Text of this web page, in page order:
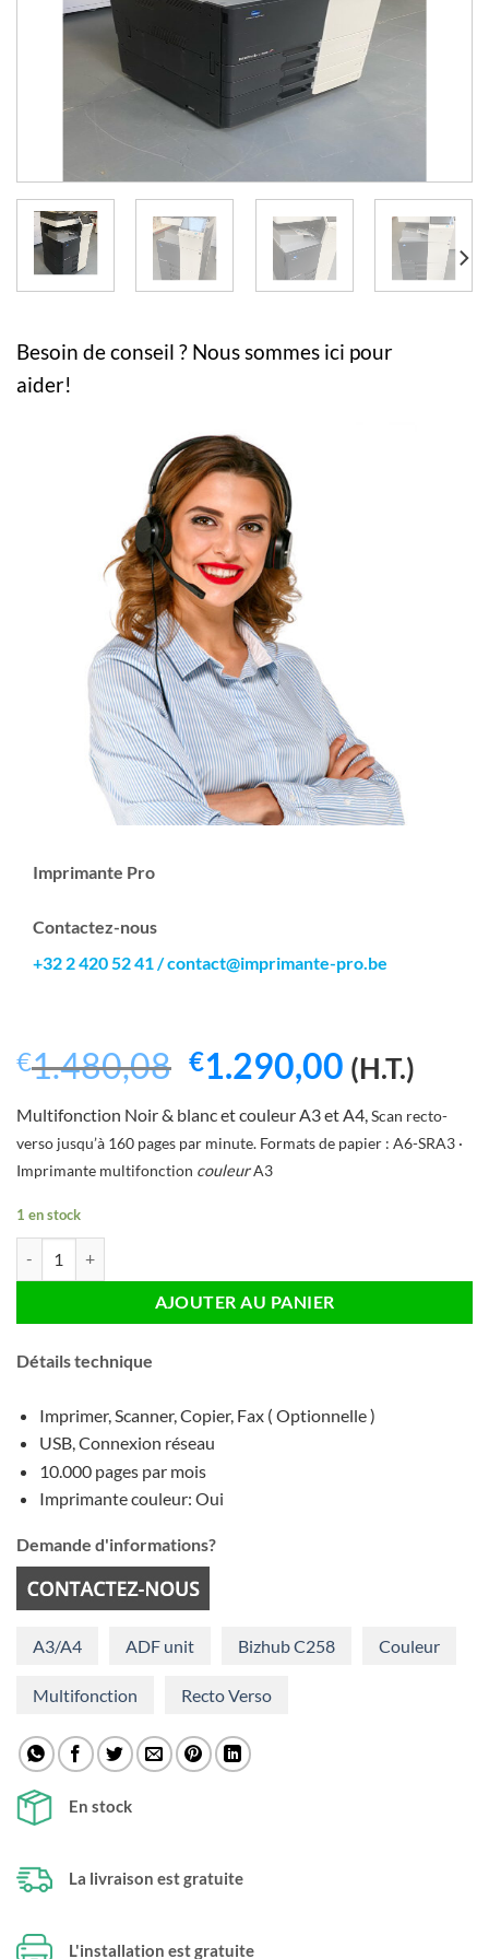
Besoin de conseil ? Nous sommes ici pour
aider!
Imprimante Pro
Contactez-nous
+32 2 420 52 41/contact@imprimante-pro.be
€1.480,08 Le
prix
initial
était :
€1.290,00Le
prix
actuel
(H.T.)
Multifonction Noir & blanc et couleur A3 et A4,Scan recto-
verso jusqu’à 160 pages par minute. Formats de papier : A6-SRA3 ·
Imprimante multifonction couleurA3
1 en stock
AJOUTER AU PANIER
Détails technique
Imprimer, Scanner, Copier, Fax ( Optionnelle )
USB, Connexion réseau
10.000 pages par mois
Imprimante couleur: Oui
Demande d'informations?
A3/A4 ADF unit Bizhub C258 Couleur
Multifonction Recto Verso
En stock
La livraison est gratuite
L'installation est gratuite